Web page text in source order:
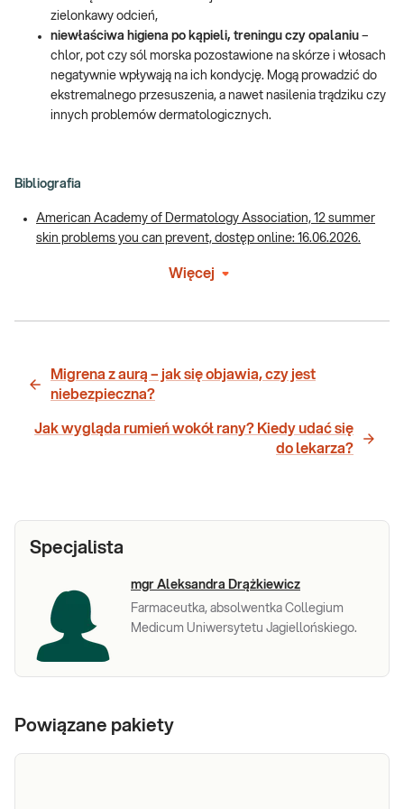
zielonkawy odcień,
niewłaściwa higiena po kąpieli, treningu czy opalaniu –
chlor, pot czy sól morska pozostawione na skórze i włosach
negatywnie wpływają na ich kondycję. Mogą prowadzić do
ekstremalnego przesuszenia, a nawet nasilenia trądziku czy
innych problemów dermatologicznych.
Bibliografia
American Academy of Dermatology Association, 12 summer
skin problems you can prevent, dostęp online: 16.06.2026.
Więcej
Migrena z aurą – jak się objawia, czy jest
niebezpieczna?
Jak wygląda rumień wokół rany? Kiedy udać się
do lekarza?
Specjalista
mgr Aleksandra Drążkiewicz
Farmaceutka, absolwentka Collegium
Medicum Uniwersytetu Jagiellońskiego.
Powiązane pakiety